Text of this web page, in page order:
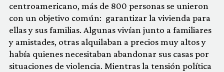
centroamericano, más de 800 personas se unieron
con un objetivo común: garantizar la vivienda para
ellas y sus familias. Algunas vivían junto a familiares
y amistades, otras alquilaban a precios muy altos y
había quienes necesitaban abandonar sus casas por
situaciones de violencia. Mientras la tensión política